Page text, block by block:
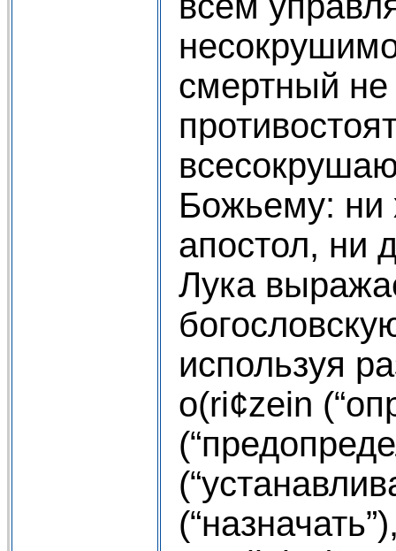
смертный
Божьему: ни
апостол, ни
Лука
используя
o(ri¢zein